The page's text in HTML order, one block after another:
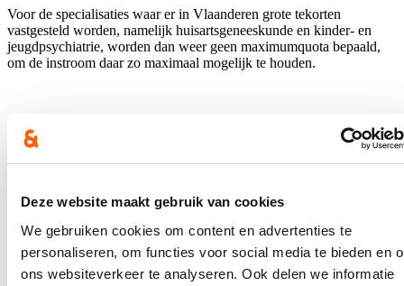
Deze website maakt gebruik van cookies
We gebruiken cookies om content en advertenties te
personaliseren, om functies voor social media te bieden en
ons websiteverkeer te analyseren. Ook delen we informatie
Voor de specialisaties waar er in Vlaanderen grote tekorten
vastgesteld worden, namelijk huisartsgeneeskunde en kinder- en
jeugdpsychiatrie, worden dan weer geen maximumquota bepaald,
om de instroom daar zo maximaal mogelijk te houden.
Planningscommissie voor tandarts-specialisten volledig. Voor de
maximumquotum vastgelegd om de instroom zo groot mogelijk te